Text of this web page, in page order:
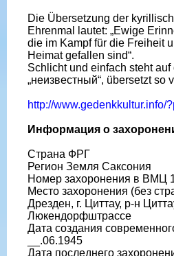
Die Übersetzung der
Ehrenmal lautet: „Ewige
die im Kampf für die Freiheit
Heimat gefallen sind“.
Schlicht und einfach steht auf
„неизвестный“, übersetzt so
http://www.gedenkkultur.info/
Информация о
Страна ФРГ
Регион Земля Саксония
Номер захоронения в ВМЦ
Место захоронения (без
Дрезден, г. Циттау, р-н
Люкендорфштрассе
Дата создания
__.06.1945
Дата последнего